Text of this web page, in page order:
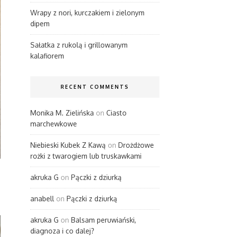
Wrapy z nori, kurczakiem i zielonym
dipem
Sałatka z rukolą i grillowanym
kalafiorem
RECENT COMMENTS
Monika M. Zielińska on Ciasto
marchewkowe
Niebieski Kubek Z Kawą on Drożdżowe
rożki z twarogiem lub truskawkami
akruka G on Pączki z dziurką
anabell on Pączki z dziurką
akruka G on Balsam peruwiański,
diagnoza i co dalej?